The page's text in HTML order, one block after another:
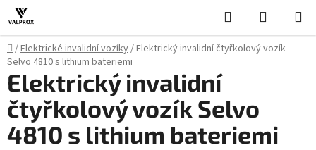
Přejít
na
obsah
Hledat
KOŠÍK
Domů
/Elektrické invalidní vozíky/Elektrický invalidní čtyřkolový vozík
Selvo 4810 s lithium bateriemi
Elektrický invalidní
čtyřkolový vozík Selvo
4810 s lithium bateriemi